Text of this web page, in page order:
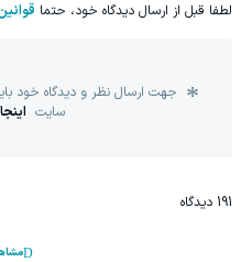
لطفا قبل از ارسال دیدگاه خود، حتما
جهت ارسال نظر و دیدگاه خود
سایت اینجا
191 دیدگاه